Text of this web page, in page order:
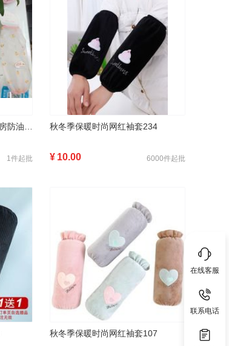
在线客服
联系电话
1件起批
秋冬季保暖时尚网红袖套234
¥ 10.00 6000件起批
秋冬季保暖时尚网红袖套107